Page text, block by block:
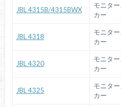
JBL 4315B/4315BWX
モニタ
カー
JBL 4318
モニタ
カー
JBL 4320
モニタ
カー
JBL 4325
モニタ
カー